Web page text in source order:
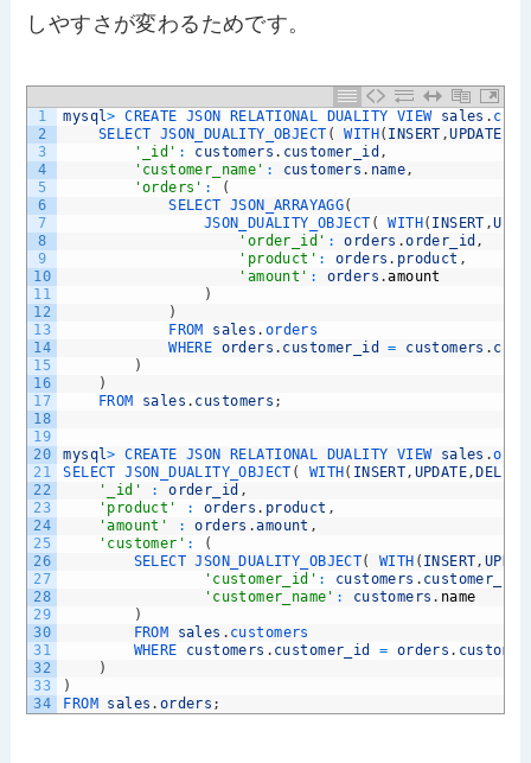
しやすさが変わるためです。
1
2
3
4
5
6
7
8
9
10
11
12
13
14
15
16
17
18
19
20
21
22
23
24
25
26
27
28
29
30
31
32
33
34
mysql> CREATE JSON RELATIONAL DUALITY VIEW sales .
SELECT JSON_DUALITY_OBJECT ( WITH ( INSERT ,UPDATE
'_id' : customers . customer_id ,
'customer_name' : customers . name,
'orders' :
(
SELECT JSON_ARRAYAGG(
JSON_DUALITY_OBJECT ( WITH ( INSERT ,
'order_id' : orders .order_id ,
'product' : orders . product ,
'amount' : orders .amount
)
)
FROM sales . orders
WHERE orders . customer_id = customers .
)
)
FROM sales . customers ;
mysql> CREATE JSON RELATIONAL DUALITY VIEW sales .
SELECT JSON_DUALITY_OBJECT ( WITH ( INSERT, UPDATE, DELETE
'_id'
: order_id ,
'product'
: orders . product ,
'amount'
: orders .amount ,
'customer' :
(
SELECT JSON_DUALITY_OBJECT( WITH ( INSERT,
'customer_id' : customers . customer_id
'customer_name' : customers . name
)
FROM sales . customers
WHERE customers . customer_id = orders . customer
)
)
FROM sales . orders ;